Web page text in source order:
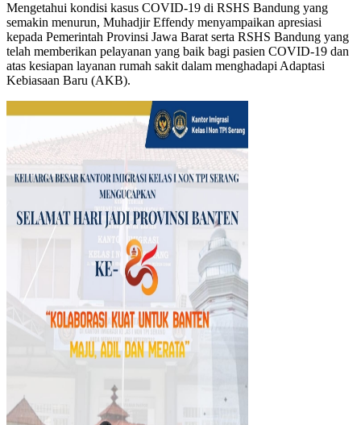
Mengetahui kondisi kasus COVID-19 di RSHS Bandung yang
semakin menurun, Muhadjir Effendy menyampaikan apresiasi
kepada Pemerintah Provinsi Jawa Barat serta RSHS Bandung yang
telah memberikan pelayanan yang baik bagi pasien COVID-19 dan
atas kesiapan layanan rumah sakit dalam menghadapi Adaptasi
Kebiasaan Baru (AKB).